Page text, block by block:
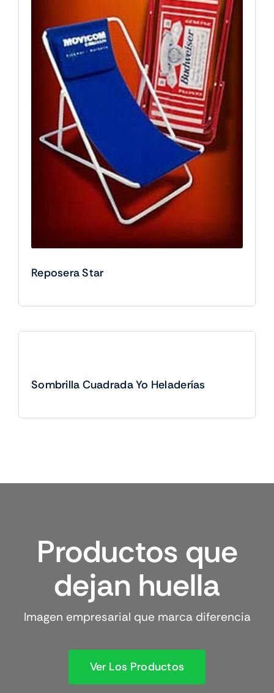
Reposera Star
Sombrilla Cuadrada Yo Heladerías
Productos que
dejan huella
Imagen empresarial que marca diferencia
Ver Los Productos